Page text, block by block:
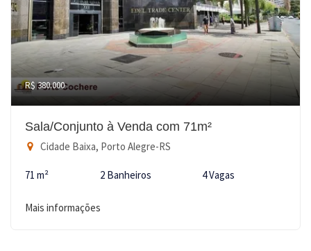
R$ 380.000
Sala/Conjunto à Venda com 71m²
Cidade Baixa, Porto Alegre-RS
71 m² 2 Banheiros 4 Vagas
Mais informações